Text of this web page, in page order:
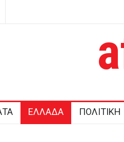
Ο Μητσοτάκης στρέφεται
ΕΛΛΑΔΑ ΠΟΛΙΤΙΚΗ